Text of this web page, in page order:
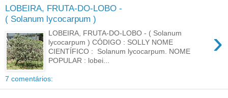
LOBEIRA, FRUTA-DO-LOBO -
( Solanum lycocarpum )
›
LOBEIRA, FRUTA-DO-LOBO - ( Solanum
lycocarpum ) CÓDIGO : SOLLY NOME
CIENTÍFICO : Solanum lycocarpum. NOME
POPULAR : lobei...
7 comentários: